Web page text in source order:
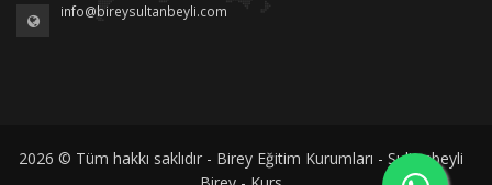
info@bireysultanbeyli.com
2026 © Tüm hakkı saklıdır - Birey Eğitim Kurumları - Sultanbeyli